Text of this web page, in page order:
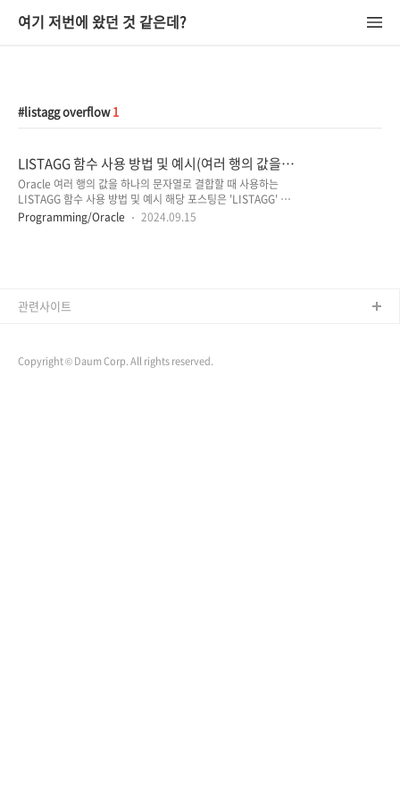
여기 저번에 왔던 것 같은데?
listagg overflow 1
LISTAGG 함수 사용 방법 및 예시(여러 행의 값을
하나의 문자열로 결합할 때)
Oracle 여러 행의 값을 하나의 문자열로 결합할 때 사용하는
LISTAGG 함수 사용 방법 및 예시 해당 포스팅은 'LISTAGG' 함
수의 사용 방법 및 예시에 대해 정리한 내용입니다. LISTAGG 함
수는 오라클 데이터베이스에서 그룹별 여러 행의 데이터를 구분
함수를 사용하였으나, 11g R2 버전부터는 WM_CONCAT 대신
Programming/Oracle 2024.09.15
Copyright © Daum Corp. All rights reserved.
관련사이트